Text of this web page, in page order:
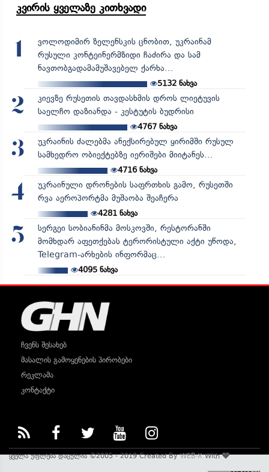
კვირის ყველაზე კითხვადი
1
ვოლოდიმირ ზელენსკის ცნობით, უკრაინამ
რუსული კონტეინერმზიდი ჩაძირა და სამ
ნავთობგადამამუშავებელ ქარხა...
5132 ნახვა
2
კიევზე რუსეთის თავდასხმის დროს ლიეტუვის
საელჩო დაზიანდა - კესტუტის ბუდრისი
4767ნახვა
3
უკრაინის ძალებმა ანექსირებულ ყირიმში რუსულ
სამხედრო ობიექტებზე იერიშები მიიტანეს...
4716ნახვა
4
უკრაინული დრონების საფრთხის გამო, რუსეთში
რვა აეროპორტმა მუშაობა შეაჩერა
4281ნახვა
5
სერგეი სობიანინმა მოსკოვში, რესტორანში
მომხდარ აფეთქებას ტერორისტული აქტი უწოდა,
Telegram-არხების ინფორმაც...
4095ნახვა
ჩვენს შესახებ
მასალის გამოყენების პირობები
რეკლამა
კონტაქტი
ყველა უფლება დაცულია ©2005 - 2019 Created ByWEB-XWith